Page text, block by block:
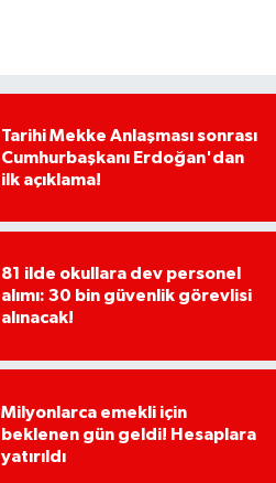
Tarihi Mekke Anlaşması sonrası
Cumhurbaşkanı Erdoğan'dan
ilk açıklama!
81 ilde okullara dev personel
alımı: 30 bin güvenlik görevlisi
alınacak!
Milyonlarca emekli için
beklenen gün geldi! Hesaplara
yatırıldı